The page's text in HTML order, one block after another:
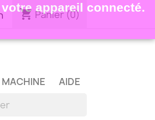
appareil connecté.
shopping_cart Panier(0)
AIDE